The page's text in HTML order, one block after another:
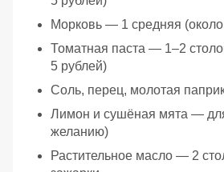
Морковь — 1 средняя
Томатная паста — 1–2
5 рублей)
Соль, перец, молотая
Лимон и сушёная мята —
желанию)
Растительное масло — 2